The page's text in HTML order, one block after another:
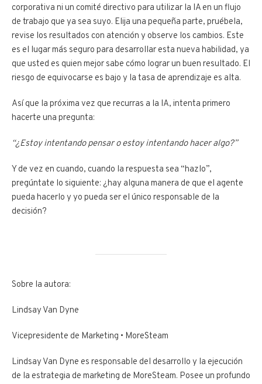
corporativa ni un comité directivo para utilizar la IA en un flujo
de trabajo que ya sea suyo. Elija una pequeña parte, pruébela,
revise los resultados con atención y observe los cambios. Este
es el lugar más seguro para desarrollar esta nueva habilidad, ya
que usted es quien mejor sabe cómo lograr un buen resultado. El
riesgo de equivocarse es bajo y la tasa de aprendizaje es alta.
Así que la próxima vez que recurras a la IA, intenta primero
hacerte una pregunta:
“¿Estoy intentando pensar o estoy intentando hacer algo?”
Y de vez en cuando, cuando la respuesta sea “hazlo”,
pregúntate lo siguiente: ¿hay alguna manera de que el agente
pueda hacerlo y yo pueda ser el único responsable de la
decisión?
Sobre la autora:
Lindsay Van Dyne
Vicepresidente de Marketing • MoreSteam
Lindsay Van Dyne es responsable del desarrollo y la ejecución
de la estrategia de marketing de MoreSteam. Posee un profundo